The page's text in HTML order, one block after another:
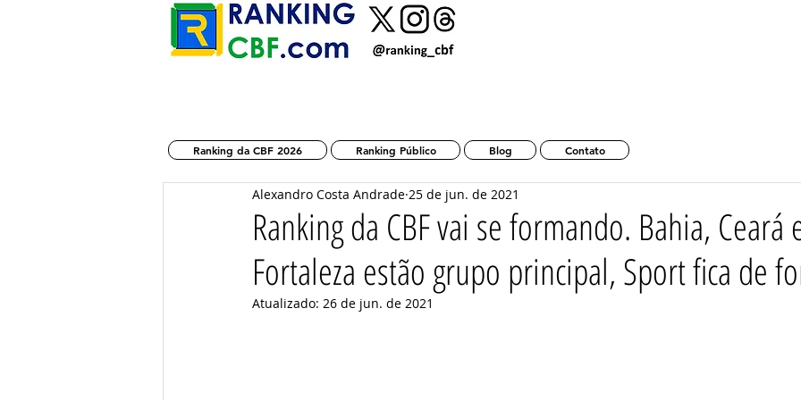
Ranking da CBF 2026 Ranking Público Blog Contato
Ranking da CBF vai se formando. Bahia, Ceará
Fortaleza estão grupo principal, Sport fica de
Alexandro Costa Andrade 25 de jun. de 2021
Atualizado: 26 de jun. de 2021